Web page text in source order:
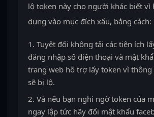
lộ token này cho người khác biết vì
dụng vào mục đích xấu, bằng cách:
Tuyệt đối không tải các tiện ích
đăng nhập số điện thoại và mật
trang web hỗ trợ lấy token vì thông
sẽ bị lộ.
Và nếu bạn nghi ngờ token của
ngay lập tức hãy đổi mật khẩu